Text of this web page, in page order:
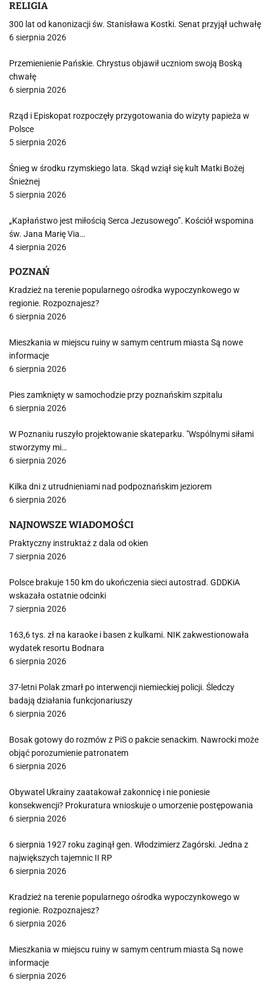
RELIGIA
300 lat od kanonizacji św. Stanisława Kostki. Senat przyjął uchwałę
6 sierpnia 2026
Przemienienie Pańskie. Chrystus objawił uczniom swoją Boską
chwałę
6 sierpnia 2026
Rząd i Episkopat rozpoczęły przygotowania do wizyty papieża w
Polsce
5 sierpnia 2026
Śnieg w środku rzymskiego lata. Skąd wziął się kult Matki Bożej
Śnieżnej
5 sierpnia 2026
„Kapłaństwo jest miłością Serca Jezusowego”. Kościół wspomina
św. Jana Marię Via…
4 sierpnia 2026
POZNAŃ
Kradzież na terenie popularnego ośrodka wypoczynkowego w
regionie. Rozpoznajesz?
6 sierpnia 2026
Mieszkania w miejscu ruiny w samym centrum miasta Są nowe
informacje
6 sierpnia 2026
Pies zamknięty w samochodzie przy poznańskim szpitalu
6 sierpnia 2026
W Poznaniu ruszyło projektowanie skateparku. "Wspólnymi siłami
stworzymy mi…
6 sierpnia 2026
Kilka dni z utrudnieniami nad podpoznańskim jeziorem
6 sierpnia 2026
NAJNOWSZE WIADOMOŚCI
Praktyczny instruktaż z dala od okien
7 sierpnia 2026
Polsce brakuje 150 km do ukończenia sieci autostrad. GDDKiA
wskazała ostatnie odcinki
7 sierpnia 2026
163,6 tys. zł na karaoke i basen z kulkami. NIK zakwestionowała
wydatek resortu Bodnara
6 sierpnia 2026
37-letni Polak zmarł po interwencji niemieckiej policji. Śledczy
badają działania funkcjonariuszy
6 sierpnia 2026
Bosak gotowy do rozmów z PiS o pakcie senackim. Nawrocki może
objąć porozumienie patronatem
6 sierpnia 2026
Obywatel Ukrainy zaatakował zakonnicę i nie poniesie
konsekwencji? Prokuratura wnioskuje o umorzenie postępowania
6 sierpnia 2026
6 sierpnia 1927 roku zaginął gen. Włodzimierz Zagórski. Jedna z
największych tajemnic II RP
6 sierpnia 2026
Kradzież na terenie popularnego ośrodka wypoczynkowego w
regionie. Rozpoznajesz?
6 sierpnia 2026
Mieszkania w miejscu ruiny w samym centrum miasta Są nowe
informacje
6 sierpnia 2026